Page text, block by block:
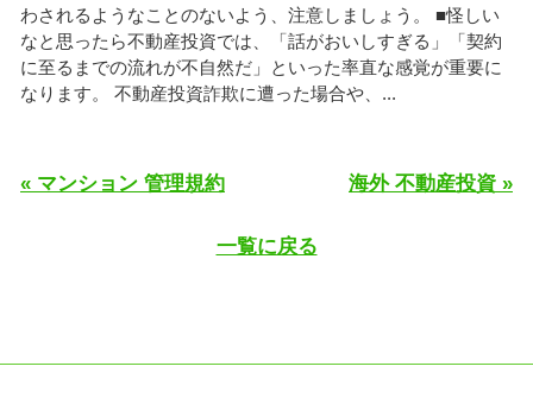
わされるようなことのないよう、注意しましょう。 ■怪しい
なと思ったら不動産投資では、「話がおいしすぎる」「契約
に至るまでの流れが不自然だ」といった率直な感覚が重要に
なります。 不動産投資詐欺に遭った場合や、...
« マンション 管理規約 海外 不動産投資 »
一覧に戻る